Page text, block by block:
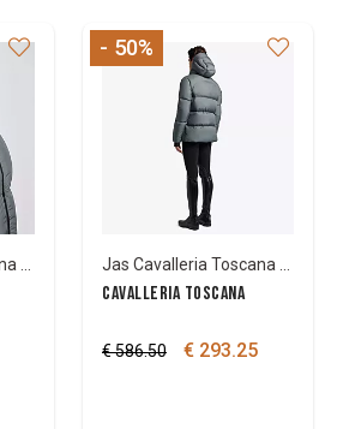
CAVALLERIA TOSCANA
€ 586.50 € 293.25
- 50%